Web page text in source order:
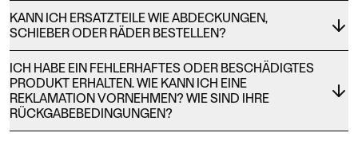
KANN ICH ERSATZTEILE WIE ABDECKUNGEN,
SCHIEBER ODER RÄDER BESTELLEN?
ICH HABE EIN FEHLERHAFTES ODER BESCHÄDIGTES
PRODUKT ERHALTEN. WIE KANN ICH EINE
REKLAMATION VORNEHMEN? WIE SIND IHRE
RÜCKGABEBEDINGUNGEN?